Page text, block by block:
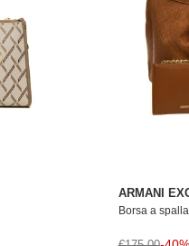
ARMANI
Borsa a
Prezzo